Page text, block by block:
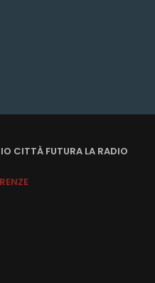
CITTÀ FUTURA LA RADIO